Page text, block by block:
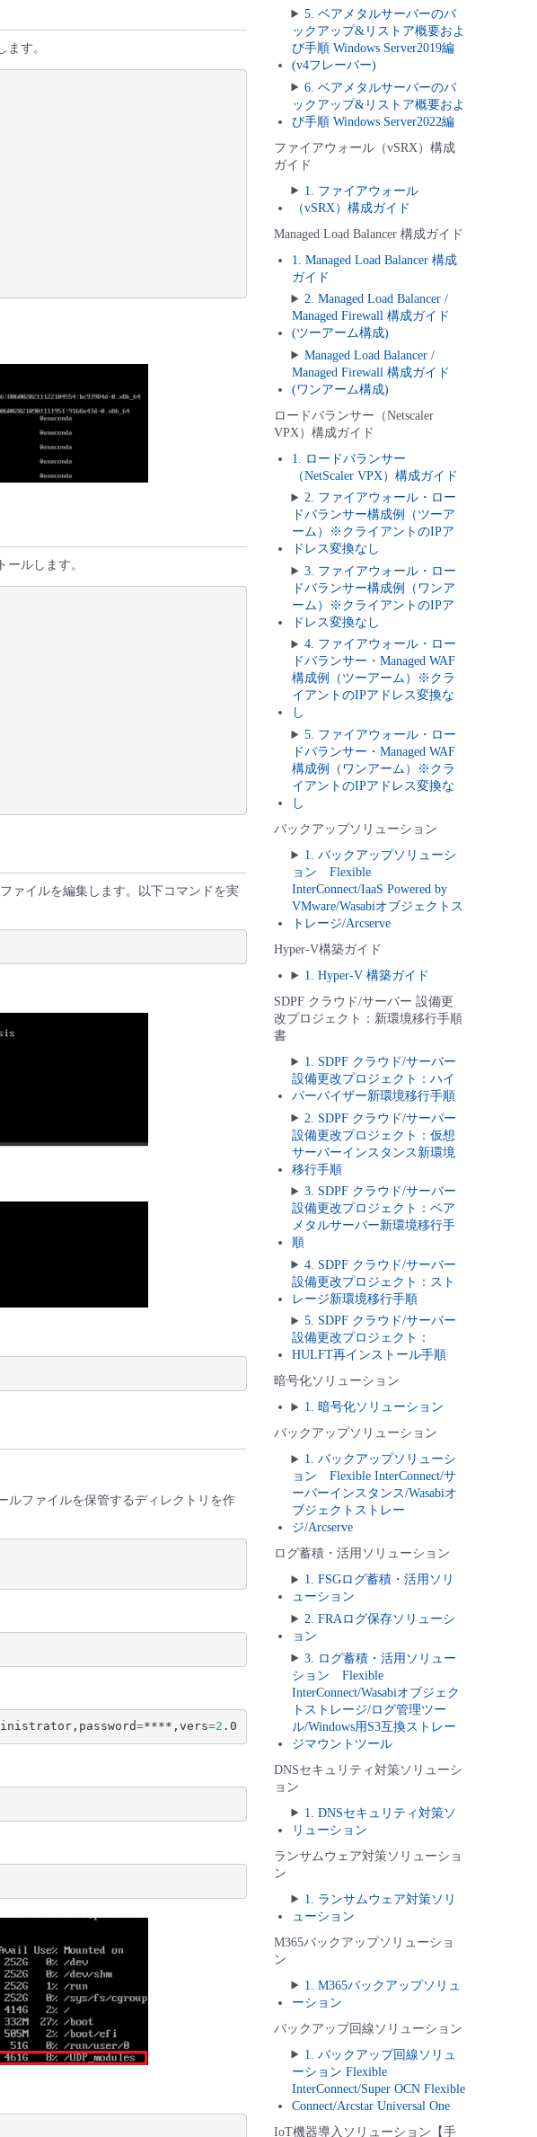
す。
ルします。
ァイルを編集します。以下コマンドを実
ルファイルを保管するディレクトリを作
=****,vers=2 .0
5. ベアメタルサーバーのバ
ックアップ&リストア概要およ
び手順 Windows Server2019編
(v4フレーバー)
6. ベアメタルサーバーのバ
ックアップ&リストア概要およ
び手順 Windows Server2022編
ファイアウォール（vSRX）構成
ガイド
1. ファイアウォール
（vSRX）構成ガイド
Managed Load Balancer 構成ガイド
1. Managed Load Balancer 構成
ガイド
2. Managed Load Balancer /
Managed Firewall 構成ガイド
(ツーアーム構成)
Managed Load Balancer /
Managed Firewall 構成ガイド
(ワンアーム構成)
ロードバランサー（Netscaler
VPX）構成ガイド
1. ロードバランサー
（NetScaler VPX）構成ガイド
2. ファイアウォール・ロー
ドバランサー構成例（ツーア
ーム）※クライアントのIPア
ドレス変換なし
3. ファイアウォール・ロー
ドバランサー構成例（ワンア
ーム）※クライアントのIPア
ドレス変換なし
4. ファイアウォール・ロー
ドバランサー・Managed WAF
構成例（ツーアーム）※クラ
イアントのIPアドレス変換な
し
5. ファイアウォール・ロー
ドバランサー・Managed WAF
構成例（ワンアーム）※クラ
イアントのIPアドレス変換な
し
バックアップソリューション
1. バックアップソリューシ
ョン Flexible
InterConnect/IaaS Powered by
VMware/Wasabiオブジェクトス
トレージ/Arcserve
Hyper-V構築ガイド
1. Hyper-V 構築ガイド
SDPF クラウド/サーバー 設備更
改プロジェクト：新環境移行手順
書
1. SDPF クラウド/サーバー
設備更改プロジェクト：ハイ
パーバイザー新環境移行手順
2. SDPF クラウド/サーバー
設備更改プロジェクト：仮想
サーバーインスタンス新環境
移行手順
3. SDPF クラウド/サーバー
設備更改プロジェクト：ベア
メタルサーバー新環境移行手
順
4. SDPF クラウド/サーバー
設備更改プロジェクト：スト
レージ新環境移行手順
5. SDPF クラウド/サーバー
設備更改プロジェクト：
HULFT再インストール手順
暗号化ソリューション
1. 暗号化ソリューション
バックアップソリューション
1. バックアップソリューシ
ョン Flexible InterConnect/サ
ーバーインスタンス/Wasabiオ
ブジェクトストレー
ジ/Arcserve
ログ蓄積・活用ソリューション
1. FSGログ蓄積・活用ソリ
ューション
2. FRAログ保存ソリューシ
ョン
3. ログ蓄積・活用ソリュー
ション Flexible
InterConnect/Wasabiオブジェク
トストレージ/ログ管理ツー
ル/Windows用S3互換ストレー
ジマウントツール
DNSセキュリティ対策ソリューシ
ョン
1. DNSセキュリティ対策ソ
リューション
ランサムウェア対策ソリューショ
ン
1. ランサムウェア対策ソリ
ューション
M365バックアップソリューショ
ン
1. M365バックアップソリュ
ーション
バックアップ回線ソリューション
1. バックアップ回線ソリュ
ーション Flexible
InterConnect/Super OCN Flexible
Connect/Arcstar Universal One
IoT機器導入ソリューション【手